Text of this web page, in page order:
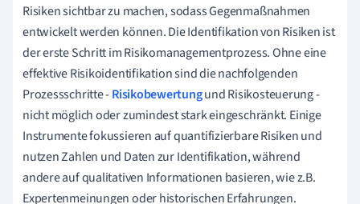
Risiken sichtbar zu machen, sodass Gegenmaßnahmen
entwickelt werden können. Die Identifikation von Risiken ist
der erste Schritt im Risikomanagementprozess. Ohne eine
effektive Risikoidentifikation sind die nachfolgenden
Prozessschritte -Risikobewertungund Risikosteuerung -
nicht möglich oder zumindest stark eingeschränkt. Einige
Instrumente fokussieren auf quantifizierbare Risiken und
nutzen Zahlen und Daten zur Identifikation, während
andere auf qualitativen Informationen basieren, wie z.B.
Expertenmeinungen oder historischen Erfahrungen.